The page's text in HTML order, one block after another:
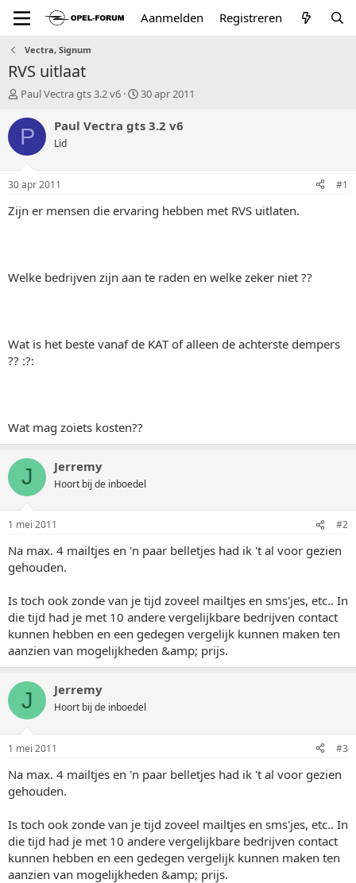
Aanmelden Registreren
Vectra, Signum
RVS uitlaat
T
p
a
r
t
Paul Vectra gts 3.2 v6
S
a
u
30 apr 2011
P Paul Vectra gts 3.2 v6
Lid
30 apr 2011 #1
Zijn er mensen die ervaring hebben met RVS uitlaten.
Welke bedrijven zijn aan te raden en welke zeker niet ??
Wat is het beste vanaf de KAT of alleen de achterste dempers
?? :?:
Wat mag zoiets kosten??
J Jerremy
Hoort bij de inboedel
1 mei 2011 #2
Na max. 4 mailtjes en 'n paar belletjes had ik 't al voor gezien
gehouden.
Is toch ook zonde van je tijd zoveel mailtjes en sms'jes, etc.. In
die tijd had je met 10 andere vergelijkbare bedrijven contact
kunnen hebben en een gedegen vergelijk kunnen maken ten
aanzien van mogelijkheden &amp; prijs.
J Jerremy
Hoort bij de inboedel
1 mei 2011 #3
Na max. 4 mailtjes en 'n paar belletjes had ik 't al voor gezien
gehouden.
Is toch ook zonde van je tijd zoveel mailtjes en sms'jes, etc.. In
die tijd had je met 10 andere vergelijkbare bedrijven contact
kunnen hebben en een gedegen vergelijk kunnen maken ten
aanzien van mogelijkheden &amp; prijs.